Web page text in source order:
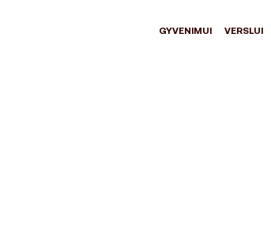
GYVENIMUI VERSLUI